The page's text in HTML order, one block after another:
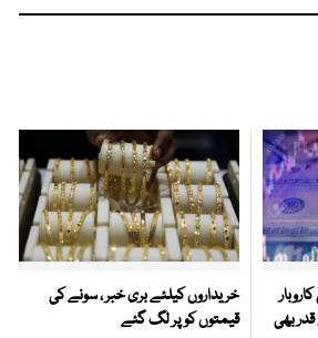
قدر بھی
خریداروں کیلئے بری خبر ، سونے کی
قیمتوں کو پر لگ گئے